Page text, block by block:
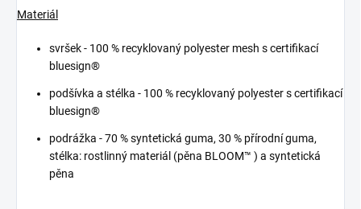
Materiál
svršek - 100 % recyklovaný polyester mesh s certifikací
bluesign®
podšívka a stélka - 100 % recyklovaný polyester s certifikací
bluesign®
podrážka -70 % syntetická guma, 30 % přírodní guma,
stélka: rostlinný materiál (pěna BLOOM™ ) a syntetická
pěna